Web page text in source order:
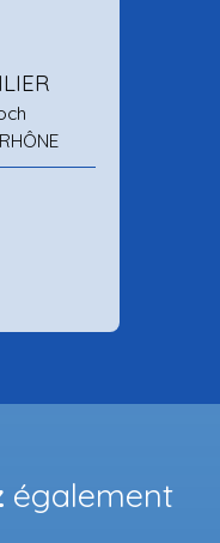
également